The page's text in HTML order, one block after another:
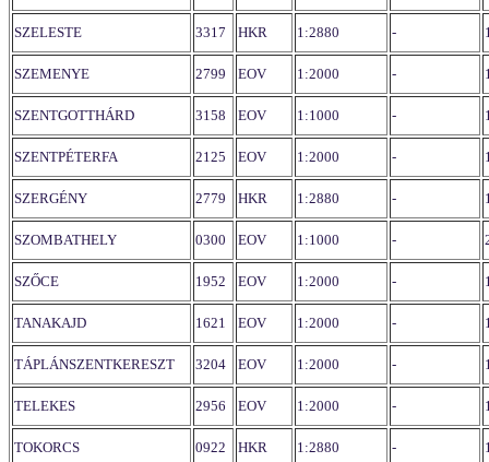
SZELESTE 3317 HKR 1:2880 -
SZEMENYE 2799 EOV 1:2000 -
SZENTGOTTHÁRD 3158 EOV 1:1000 -
SZENTPÉTERFA 2125 EOV 1:2000 -
SZERGÉNY 2779 HKR 1:2880 -
SZOMBATHELY 0300 EOV 1:1000 -
SZŐCE 1952 EOV 1:2000 -
TANAKAJD 1621 EOV 1:2000 -
TÁPLÁNSZENTKERESZT 3204 EOV 1:2000 -
TELEKES 2956 EOV 1:2000 -
TOKORCS 0922 HKR 1:2880 -